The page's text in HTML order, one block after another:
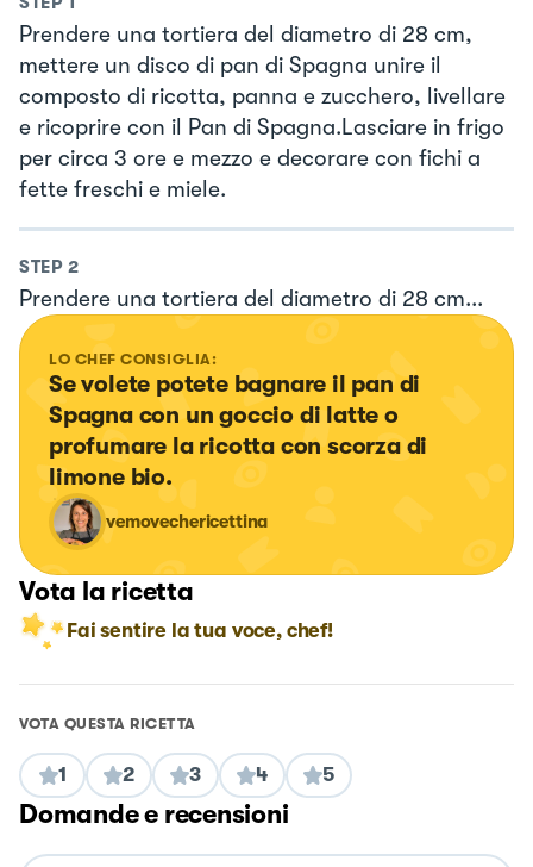
Prendere una tortiera del diametro di 28 cm,
mettere un disco di pan di Spagna unire il
composto di ricotta, panna e zucchero, livellare
e ricoprire con il Pan di Spagna.Lasciare in frigo
per circa 3 ore e mezzo e decorare con fichi a
fette freschi e miele.
STEP 2
Prendere una tortiera del diametro di 28 cm...
LO CHEF CONSIGLIA:
Se volete potete bagnare il pan di
Spagna con un goccio di latte o
profumare la ricotta con scorza di
limone bio.
vemovechericettina
Vota la ricetta
Fai sentire la tua voce, chef!
VOTA QUESTA RICETTA
1 2 3 4 5
Domande e recensioni